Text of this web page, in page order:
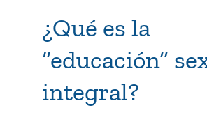
¿Qué es la
“educación”
integral?